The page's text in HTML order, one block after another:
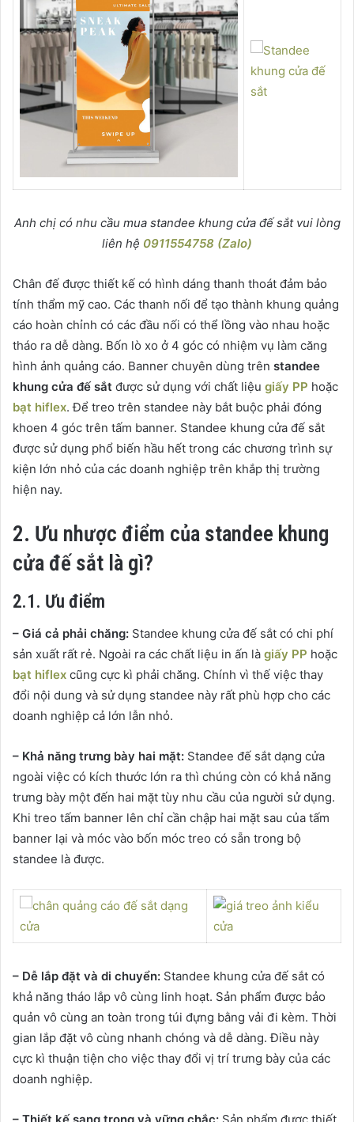
Anh chị có nhu cầu mua standee khung cửa đế sắt vui lòng
liên hệ 0911554758 (Zalo)
Chân đế được thiết kế có hình dáng thanh thoát đảm bảo
tính thẩm mỹ cao. Các thanh nối để tạo thành khung quảng
cáo hoàn chỉnh có các đầu nối có thể lồng vào nhau hoặc
tháo ra dễ dàng. Bốn lò xo ở 4 góc có nhiệm vụ làm căng
hình ảnh quảng cáo. Banner chuyên dùng trên standee
khung cửa đế sắt được sử dụng với chất liệu giấy PP hoặc
bạt hiflex. Để treo trên standee này bắt buộc phải đóng
khoen 4 góc trên tấm banner. Standee khung cửa đế sắt
được sử dụng phổ biến hầu hết trong các chương trình sự
kiện lớn nhỏ của các doanh nghiệp trên khắp thị trường
hiện nay.
2. Ưu nhược điểm của standee khung
cửa đế sắt là gì?
2.1. Ưu điểm
– Giá cả phải chăng: Standee khung cửa đế sắt có chi phí
sản xuất rất rẻ. Ngoài ra các chất liệu in ấn là giấy PP hoặc
bạt hiflex cũng cực kì phải chăng. Chính vì thế việc thay
đổi nội dung và sử dụng standee này rất phù hợp cho các
doanh nghiệp cả lớn lẫn nhỏ.
– Khả năng trưng bày hai mặt: Standee đế sắt dạng cửa
ngoài việc có kích thước lớn ra thì chúng còn có khả năng
trưng bày một đến hai mặt tùy nhu cầu của người sử dụng.
Khi treo tấm banner lên chỉ cần chập hai mặt sau của tấm
banner lại và móc vào bốn móc treo có sẵn trong bộ
standee là được.
– Dễ lắp đặt và di chuyển: Standee khung cửa đế sắt có
khả năng tháo lắp vô cùng linh hoạt. Sản phẩm được bảo
quản vô cùng an toàn trong túi đựng bằng vải đi kèm. Thời
gian lắp đặt vô cùng nhanh chóng và dễ dàng. Điều này
cực kì thuận tiện cho việc thay đổi vị trí trưng bày của các
doanh nghiệp.